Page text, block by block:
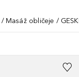
Masáž obličeje